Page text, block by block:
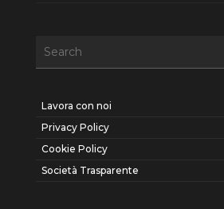
Lavora con noi
Privacy Policy
Cookie Policy
Società Trasparente